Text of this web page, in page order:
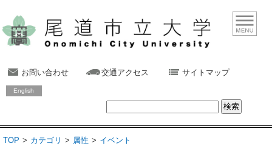
お問い合わせ 交通アクセス サイトマップ
English
TOP カテゴリ 属性 イベント